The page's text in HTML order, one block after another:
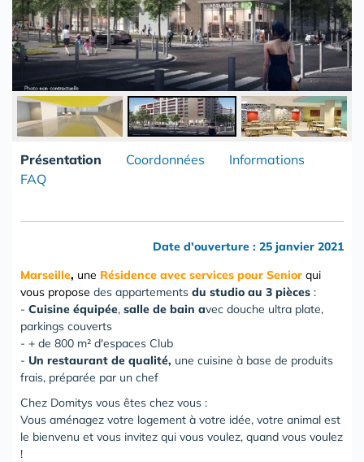
Présentation Coordonnées
Informations
FAQ
Date d'ouverture : 25 janvier 2021
Marseille, une Résidence avec services pour Senior qui
vous propose des appartements du studio au 3 pièces :
- Cuisine équipée, salle de bain avec douche ultra plate,
parkings couverts
- + de 800 m² d'espaces Club
- Un restaurant de qualité, une cuisine à base de produits
frais, préparée par un chef
Chez Domitys vous êtes chez vous :
Vous aménagez votre logement à votre idée, votre animal est
le bienvenu et vous invitez qui vous voulez, quand vous voulez
!